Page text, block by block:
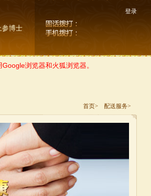
参博士
登录
浏览器和火狐浏览器。
首页> 配送服务>